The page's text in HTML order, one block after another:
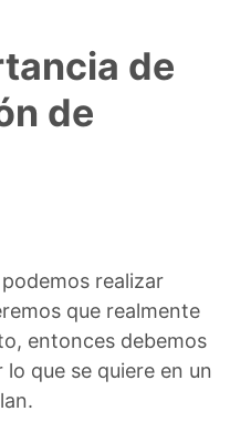
de
de
realizar
que realmente
entonces debemos
que se quiere en un